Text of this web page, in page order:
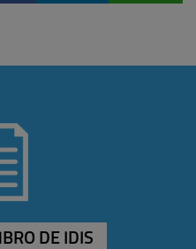
DE IDIS